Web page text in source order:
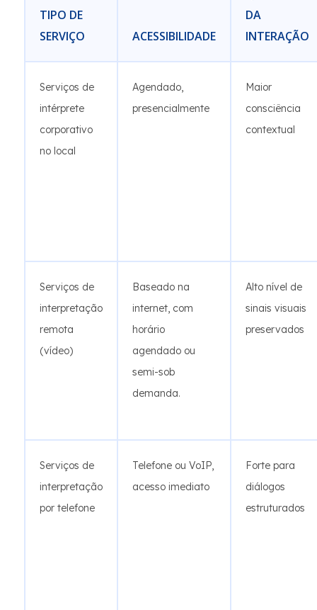
TIPO DE
SERVIÇO
ACESSIBILIDADE
DA
INTERAÇÃO
Serviços de
intérprete
corporativo
no local
Agendado,
presencialmente
Maior
consciência
contextual
Serviços de
interpretação
remota
(vídeo)
Baseado na
internet, com
horário
agendado ou
semi-sob
demanda.
Alto nível de
sinais visuais
preservados
Serviços de
interpretação
por telefone
Telefone ou VoIP,
acesso imediato
Forte para
diálogos
estruturados